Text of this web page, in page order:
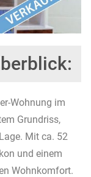
Wohnung im
Grundriss,
Mit ca. 52
und einem
Wohnkomfort.